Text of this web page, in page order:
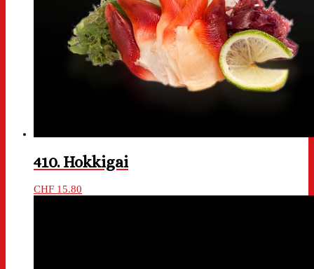
410. Hokkigai
CHF 15.80